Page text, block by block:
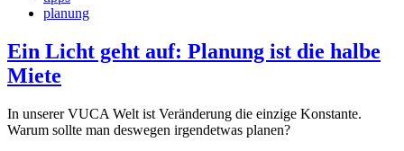
planung
Ein Licht geht auf: Planung ist die halbe
Miete
In unserer VUCA Welt ist Veränderung die einzige Konstante.
Warum sollte man deswegen irgendetwas planen?